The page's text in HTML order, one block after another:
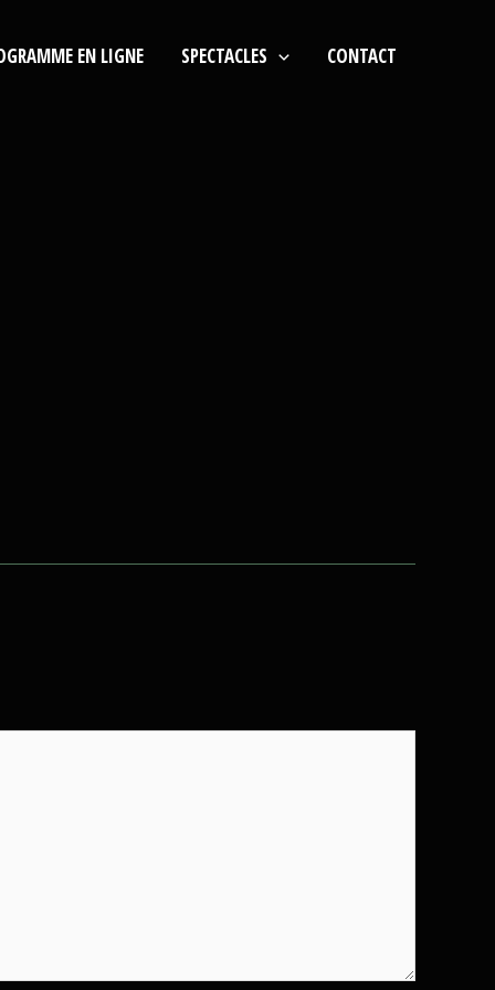
EN LIGNE SPECTACLES CONTACT